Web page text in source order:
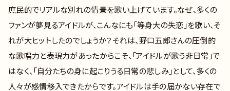
庶民的でリアルな別れの情景を歌い上げています。なぜ、多くの
ファンが夢見るアイドルが、こんなにも「等身大の失恋」を歌い、そ
れが大ヒットしたのでしょうか？それは、野口五郎さんの圧倒的
な歌唱力と表現力があったからこそ、「アイドルが歌う非日常」で
はなく、「自分たちの身に起こりうる日常の悲しみ」として、多くの
人々が感情移入できたからです。アイドルは手の届かない存在で